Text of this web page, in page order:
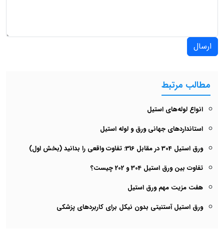
ارسال
مطالب مرتبط
انواع لوله‌های استیل
استانداردهای جهانی ورق و لوله استیل
ورق استیل 304 در مقابل 316: تفاوت واقعی را بدانید (بخش اول)
تفاوت بین ورق استیل 304 و 202 چیست؟
هفت مزیت مهم ورق استیل
ورق استیل آستنیتی بدون نیکل برای کاربردهای پزشکی